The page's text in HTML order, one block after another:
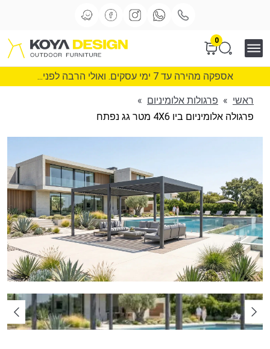
0
אספקה מהירה עד 7 ימי עסקים. ואולי הרבה לפני...
ראשי » פרגולות אלומיניום »
פרגולה אלומיניום ביו 4X6 מטר גג נפתח